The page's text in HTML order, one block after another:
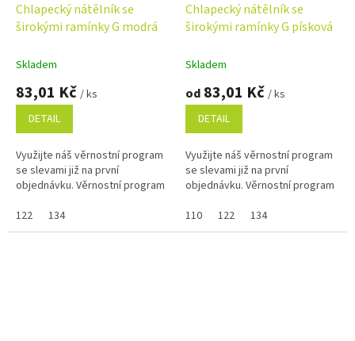
Chlapecký nátělník se
širokými ramínky G modrá
Skladem
83,01 Kč / ks
DETAIL
Využijte náš věrnostní program
se slevami již na první
objednávku. Věrnostní program
122
134
Chlapecký nátělník se
širokými ramínky G písková
Skladem
od 83,01 Kč / ks
DETAIL
Využijte náš věrnostní program
se slevami již na první
objednávku. Věrnostní program
110
122 134